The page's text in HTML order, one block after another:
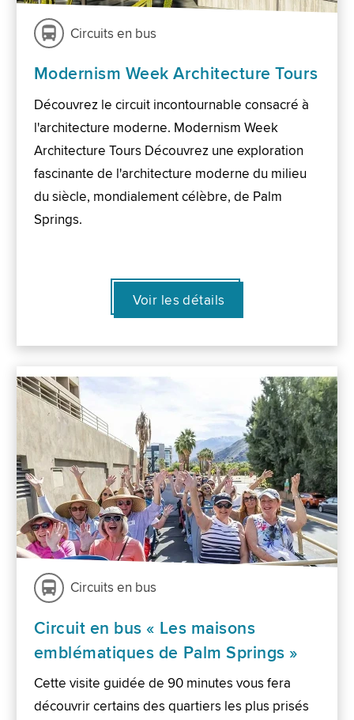
Circuits en bus
Modernism Week Architecture Tours
Découvrez le circuit incontournable consacré à
l'architecture moderne. Modernism Week
Architecture Tours Découvrez une exploration
fascinante de l'architecture moderne du milieu
du siècle, mondialement célèbre, de Palm
Springs.
Voir les détails
Circuits en bus
Circuit en bus « Les maisons
emblématiques de Palm Springs »
Cette visite guidée de 90 minutes vous fera
découvrir certains des quartiers les plus prisés